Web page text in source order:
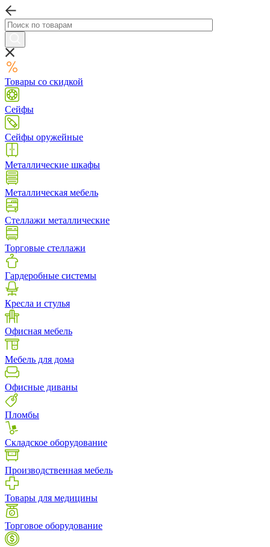
Товары со скидкой
Сейфы
Сейфы оружейные
Металлические шкафы
Металлическая мебель
Стеллажи металлические
Торговые стеллажи
Гардеробные системы
Кресла и стулья
Офисная мебель
Мебель для дома
Офисные диваны
Пломбы
Складское оборудование
Производственная мебель
Товары для медицины
Торговое оборудование